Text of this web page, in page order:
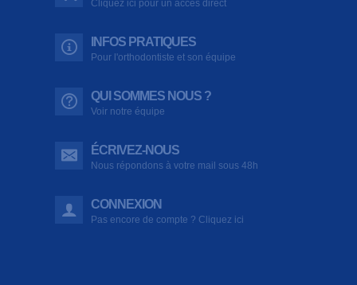
Cliquez ici pour un accès direct
INFOS PRATIQUES
Pour l'orthodontiste et son équipe
QUI SOMMES NOUS ?
Voir notre équipe
ÉCRIVEZ-NOUS
Nous répondons à votre mail sous 48h
CONNEXION
Pas encore de compte ? Cliquez ici